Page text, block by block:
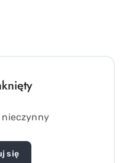
nieczynny
się